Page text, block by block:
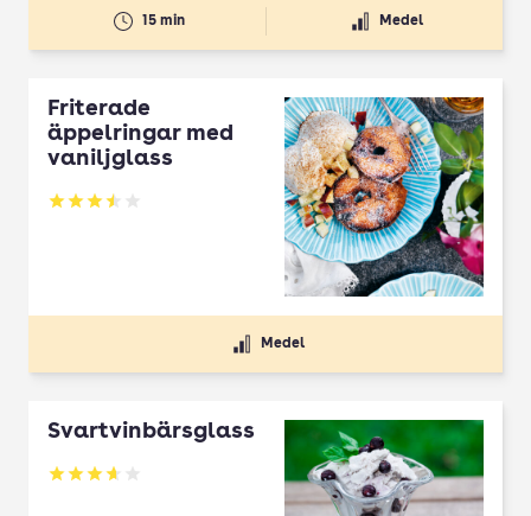
15 min Medel
Friterade
äppelringar med
vaniljglass
Betyg: 3.51 av 5
Medel
Svartvinbärsglass
Betyg: 3.64 av 5